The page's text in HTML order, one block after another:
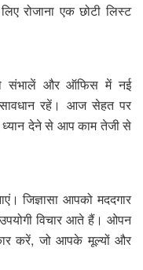
रोजाना एक छोटी लिस्ट
संभालें और ऑफिस में नई
सावधान रहें। आज सेहत पर
ध्यान देने से आप काम तेजी से
जिज्ञासा आपको मददगार
विचार आते हैं। ओपन
करें, जो आपके मूल्यों और